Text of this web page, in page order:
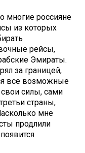
многие россияне
из которых
рейсы,
Эмираты.
за границей,
все возможные
силы, сами
страны,
мне
продлили